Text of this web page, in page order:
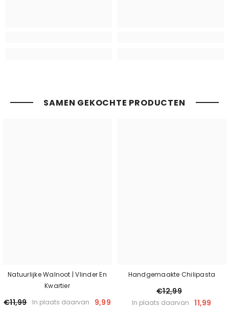
SAMEN GEKOCHTE PRODUCTEN
Natuurlijke Walnoot | Vlinder En
Kwartier
€11,99 In plaats daarvan 9,99
Handgemaakte Chilipasta
€12,99
In plaats daarvan 11,99